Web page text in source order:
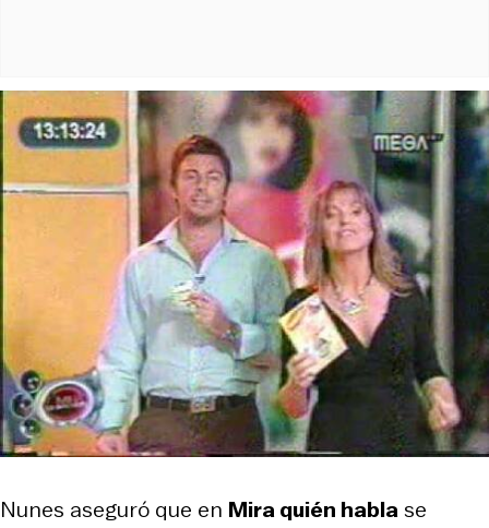
Nunes aseguró que en Mira quién hablase